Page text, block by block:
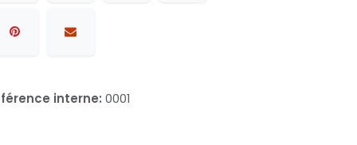
interne: 0001